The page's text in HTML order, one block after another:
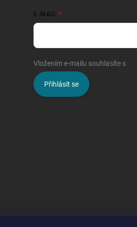
E-MAIL
Vložením e-mailu souhlasíte s
Přihlásit se